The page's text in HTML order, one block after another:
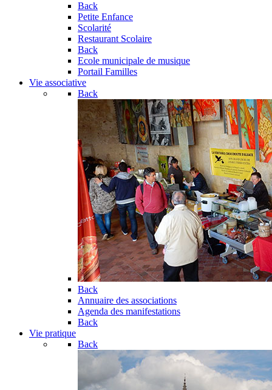
Back
Petite Enfance
Scolarité
Restaurant Scolaire
Back
Ecole municipale de musique
Portail Familles
Vie associative
Back
Back
Annuaire des associations
Agenda des manifestations
Back
Vie pratique
Back